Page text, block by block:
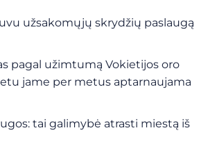
užsakomųjų skrydžių paslaugą
pagal užimtumą Vokietijos oro
jame per metus aptarnaujama
tai galimybė atrasti miestą iš